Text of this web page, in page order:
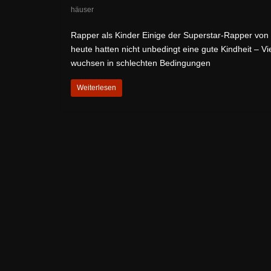
häuser
Rapper als Kinder Einige der Superstar-Rapper von
heute hatten nicht unbedingt eine gute Kindheit –
wuchsen in schlechten Bedingungen
Weiterlesen